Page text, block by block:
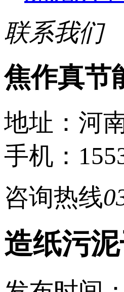
联系我们
焦作真节
地址：河
手机：
咨询热线
造纸污